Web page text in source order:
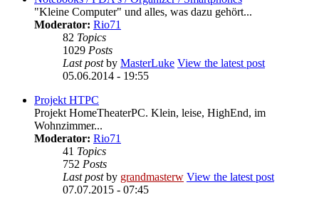
"Kleine Computer" und alles, was dazu gehört...
Moderator: Rio71
82 Topics
1029 Posts
Last postby MasterLuke View the latest post
05.06.2014 - 19:55
Projekt HTPC
Projekt HomeTheaterPC. Klein, leise, HighEnd, im
Wohnzimmer...
Moderator: Rio71
41 Topics
752 Posts
Last postby grandmasterw View the latest post
07.07.2015 - 07:45